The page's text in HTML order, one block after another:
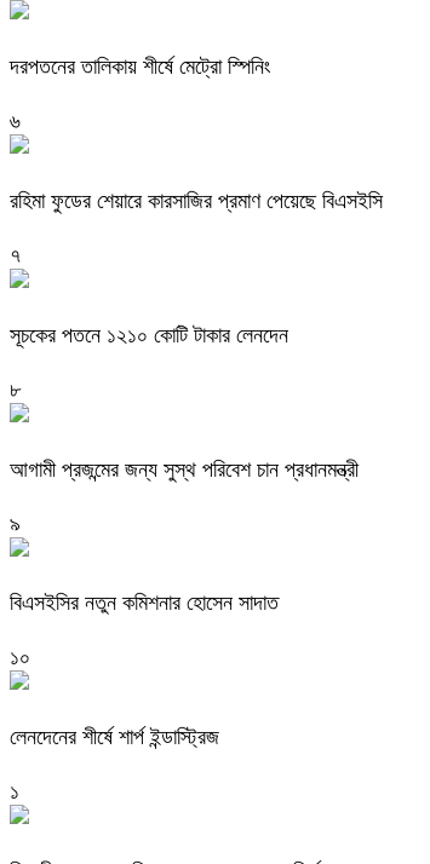
দরপতনের তালিকায় শীর্ষে মেট্রো স্পিনিং
৬
রহিমা ফুডের শেয়ারে কারসাজির প্রমাণ পেয়েছে বিএসইসি
৭
সূচকের পতনে ১২১০ কোটি টাকার লেনদেন
৮
আগামী প্রজন্মের জন্য সুস্থ পরিবেশ চান প্রধানমন্ত্রী
৯
বিএসইসির নতুন কমিশনার হোসেন সাদাত
১০
লেনদেনের শীর্ষে শার্প ইন্ডাস্ট্রিজ
১